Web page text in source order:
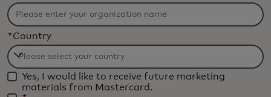
*Country
Filtering
willYes, I would like to receive future marketing
materials from Mastercard.